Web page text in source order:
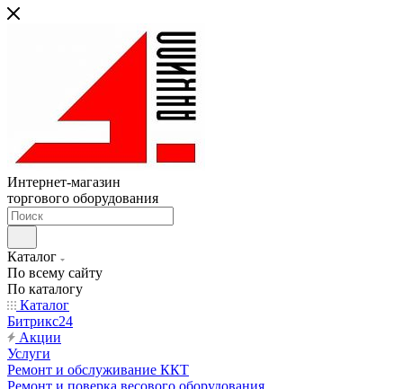
Интернет-магазин
торгового оборудования
Каталог
По всему сайту
По каталогу
Каталог
Битрикс24
Акции
Услуги
Ремонт и обслуживание ККТ
Ремонт и поверка весового оборудования